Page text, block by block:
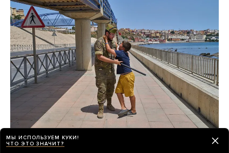
После миграционного кризиса
МЫ ИСПОЛЬЗУЕМ КУКИ!
ЧТО ЭТО ЗНАЧИТ?